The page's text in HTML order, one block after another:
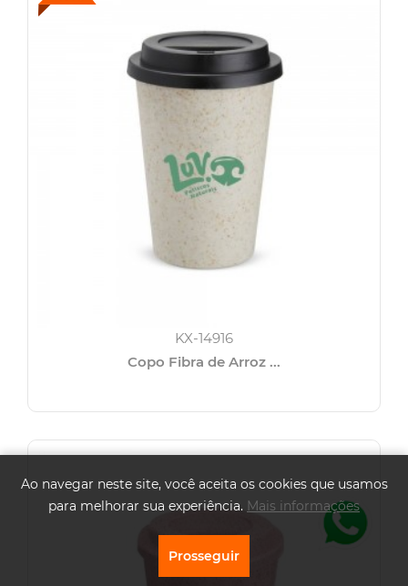
KX-14916
Copo Fibra de Arroz ...
Ao navegar neste site, você aceita os cookies que usamos
para melhorar sua experiência. Mais informações
Prosseguir